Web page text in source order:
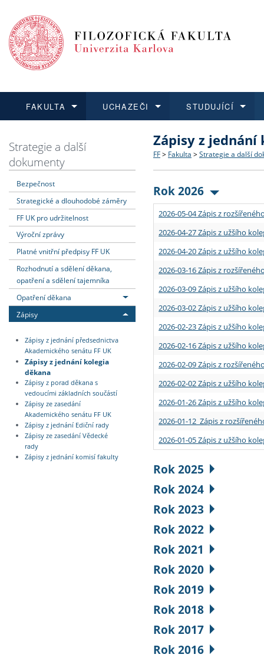
FAKULTA
Dozvědět se více
Struktura a historie
Strategie a další
Podpora a benefity pro
Absolventi fakulty
UCHAZEČI
Podat přihlášku
Co studovat a jak se
Učitelské studijní
Informace k průběhu
STUDUJÍCÍ
Dozvědět se více
Bakalářské a magisterské
Doktorské studium
Rigorózní řízení
Dozvědět se více
O vědě a výzkumu na FF
Akademické kvalifikace
Granty a projekty
Dozvědět se více
Aktuální nabídky a
Vyjíždějící studenti
Přijíždějící studenti
Vyjíždějící zaměstnanci
Strategie a další
dokumenty
Bezpečnost
Strategické a dlouhodobé záměry
FF UK pro udržitelnost
Výroční zprávy
Platné vnitřní předpisy FF UK
Rozhodnutí a sdělení děkana,
opatření a sdělení tajemníka
Opatření děkana
Zápisy
Zápisy z jednání předsednictva
Akademického senátu FF UK
Zápisy z jednání kolegia
děkana
Zápisy z porad děkana s
vedoucími základních součástí
Zápisy ze zasedání
Akademického senátu FF UK
Zápisy z jednání Ediční rady
Zápisy ze zasedání Vědecké
rady
Zápisy z jednání komisí fakulty
Zápisy z jednání
FF > Fakulta > Strategie a další
Rok 2026
2026-05-04 Zápis z
2026-04-27 Zápis z užšího
2026-04-20 Zápis z užšího
2026-03-16 Zápis z
2026-03-09 Zápis z užšího
2026-03-02 Zápis z užšího
2026-02-23 Zápis z užšího
2026-02-16 Zápis z užšího
2026-02-09 Zápis z
2026-02-02 Zápis z užšího
2026-01-26 Zápis z užšího
2026-01-12 Zápis z
2026-01-05 Zápis z užšího
Rok 2025
Rok 2024
Rok 2023
Rok 2022
Rok 2021
Rok 2020
Rok 2019
Rok 2018
Rok 2017
Rok 2016